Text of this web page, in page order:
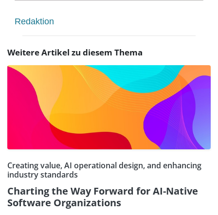
Redaktion
Weitere Artikel zu diesem Thema
Creating value, AI operational design, and enhancing
industry standards
Charting the Way Forward for AI-Native
Software Organizations